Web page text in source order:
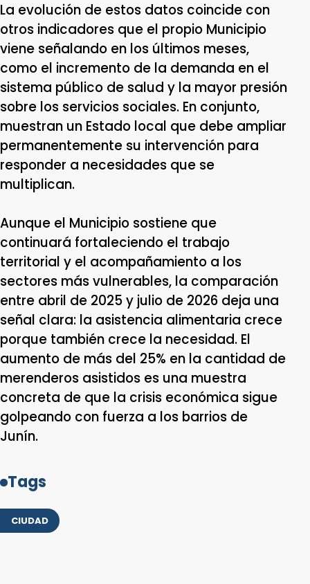
La evolución de estos datos coincide con
otros indicadores que el propio Municipio
viene señalando en los últimos meses,
como el incremento de la demanda en el
sistema público de salud y la mayor presión
sobre los servicios sociales. En conjunto,
muestran un Estado local que debe ampliar
permanentemente su intervención para
responder a necesidades que se
multiplican.
Aunque el Municipio sostiene que
continuará fortaleciendo el trabajo
territorial y el acompañamiento a los
sectores más vulnerables, la comparación
entre abril de 2025 y julio de 2026 deja una
señal clara: la asistencia alimentaria crece
porque también crece la necesidad. El
aumento de más del 25% en la cantidad de
merenderos asistidos es una muestra
concreta de que la crisis económica sigue
golpeando con fuerza a los barrios de
Junín.
Tags
CIUDAD